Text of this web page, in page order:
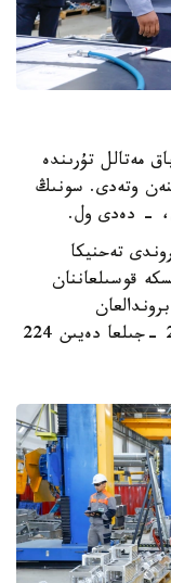
مەتالل تۇرىندە
وتەدى. سونىڭ
- دەدى ول.
وندىرىستىك قۋاتى جىلىنا 500 بروندى تەحنيكا
قوسىلعاننان
استام بروندالعان
دوڭگەلەكتى تەحنيكا وندىرىلگەن. ال 2028 -جىلعا دەيىن 224